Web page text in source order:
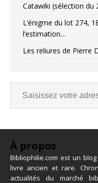
Catawiki (sélection du
L’énigme du lot 274,
l’estimation…
Les reliures de Pierre
À propos
Bibliophilie.com est un
livre ancien et rare.
actualités du marché